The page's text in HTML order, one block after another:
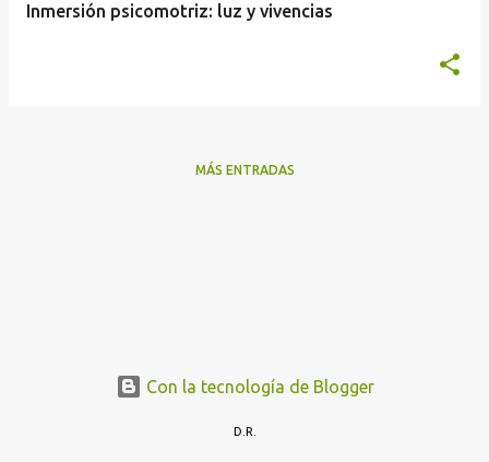
Inmersión psicomotriz: luz y vivencias
MÁS ENTRADAS
Con la tecnología de Blogger
D.R.